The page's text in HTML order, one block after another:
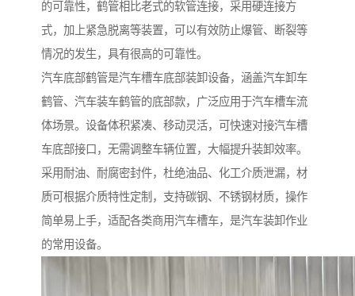
的可靠性，鹤管相比老式的软管连接，采用硬连接方
式，加上紧急脱离等装置，可以有效防止爆管、断裂等
情况的发生，具有很高的可靠性。
汽车底部鹤管是汽车槽车底部装卸设备，涵盖汽车卸车
鹤管、汽车装车鹤管的底部款，广泛应用于汽车槽车流
体场景。设备体积紧凑、移动灵活，可快速对接汽车槽
车底部接口，无需调整车辆位置，大幅提升装卸效率。
采用耐油、耐腐密封件，杜绝油品、化工介质泄漏，材
质可根据介质特性定制，支持碳钢、不锈钢材质，操作
简单易上手，适配各类商用汽车槽车，是汽车装卸作业
的常用设备。